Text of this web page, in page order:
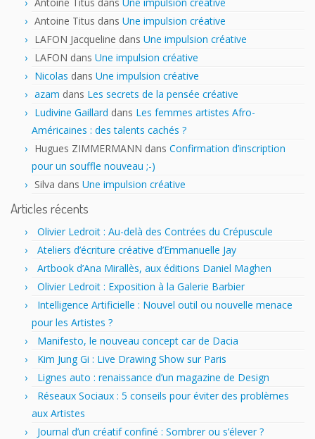
Antoine Titus dans Une impulsion créative
LAFON Jacqueline dans Une impulsion créative
LAFON dans Une impulsion créative
Nicolas dans Une impulsion créative
azam dans Les secrets de la pensée créative
Ludivine Gaillard dans Les femmes artistes Afro-
Américaines : des talents cachés ?
Hugues ZIMMERMANN dans Confirmation d’inscription
pour un souffle nouveau ;-)
Silva dans Une impulsion créative
Articles récents
Olivier Ledroit : Au-delà des Contrées du Crépuscule
Ateliers d’écriture créative d’Emmanuelle Jay
Artbook d’Ana Mirallès, aux éditions Daniel Maghen
Olivier Ledroit : Exposition à la Galerie Barbier
Intelligence Artificielle : Nouvel outil ou nouvelle menace
pour les Artistes ?
Manifesto, le nouveau concept car de Dacia
Kim Jung Gi : Live Drawing Show sur Paris
Lignes auto : renaissance d’un magazine de Design
Réseaux Sociaux : 5 conseils pour éviter des problèmes
aux Artistes
Journal d’un créatif confiné : Sombrer ou s’élever ?